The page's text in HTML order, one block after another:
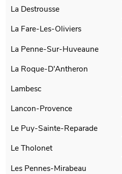
La Destrousse
La Fare-Les-Oliviers
La Penne-Sur-Huveaune
La Roque-D'Antheron
Lambesc
Lancon-Provence
Le Puy-Sainte-Reparade
Le Tholonet
Les Pennes-Mirabeau